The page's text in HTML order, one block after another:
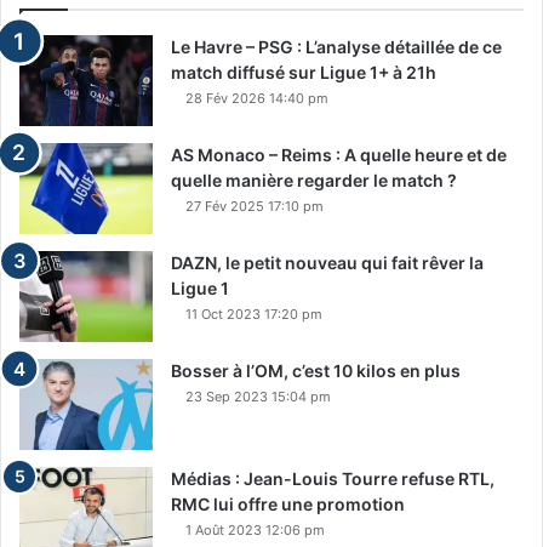
Le Havre – PSG : L’analyse détaillée de ce
match diffusé sur Ligue 1+ à 21h
28 Fév 2026 14:40 pm
AS Monaco – Reims : A quelle heure et de
quelle manière regarder le match ?
27 Fév 2025 17:10 pm
DAZN, le petit nouveau qui fait rêver la
Ligue 1
11 Oct 2023 17:20 pm
Bosser à l’OM, c’est 10 kilos en plus
23 Sep 2023 15:04 pm
Médias : Jean-Louis Tourre refuse RTL,
RMC lui offre une promotion
1 Août 2023 12:06 pm